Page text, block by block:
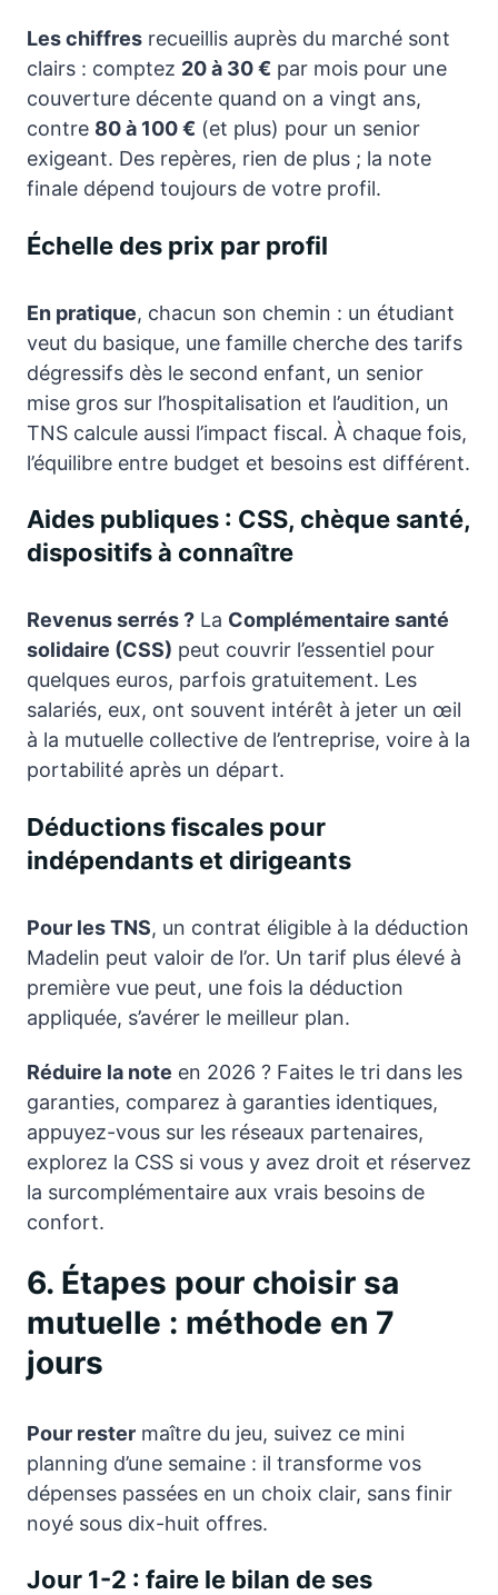
Les chiffres recueillis auprès du marché sont
clairs : comptez 20 à 30 € par mois pour une
couverture décente quand on a vingt ans,
contre 80 à 100 € (et plus) pour un senior
exigeant. Des repères, rien de plus ; la note
finale dépend toujours de votre profil.
Échelle des prix par profil
En pratique, chacun son chemin : un étudiant
veut du basique, une famille cherche des tarifs
dégressifs dès le second enfant, un senior
mise gros sur l’hospitalisation et l’audition, un
TNS calcule aussi l’impact fiscal. À chaque fois,
l’équilibre entre budget et besoins est différent.
Aides publiques : CSS, chèque santé,
dispositifs à connaître
Revenus serrés ? La Complémentaire santé
solidaire (CSS) peut couvrir l’essentiel pour
quelques euros, parfois gratuitement. Les
salariés, eux, ont souvent intérêt à jeter un œil
à la mutuelle collective de l’entreprise, voire à la
portabilité après un départ.
Déductions fiscales pour
indépendants et dirigeants
Pour les TNS, un contrat éligible à la déduction
Madelin peut valoir de l’or. Un tarif plus élevé à
première vue peut, une fois la déduction
appliquée, s’avérer le meilleur plan.
Réduire la note en 2026 ? Faites le tri dans les
garanties, comparez à garanties identiques,
appuyez-vous sur les réseaux partenaires,
explorez la CSS si vous y avez droit et réservez
la surcomplémentaire aux vrais besoins de
confort.
6. Étapes pour choisir sa
mutuelle : méthode en 7
jours
Pour rester maître du jeu, suivez ce mini
planning d’une semaine : il transforme vos
dépenses passées en un choix clair, sans finir
noyé sous dix-huit offres.
Jour 1-2 : faire le bilan de ses